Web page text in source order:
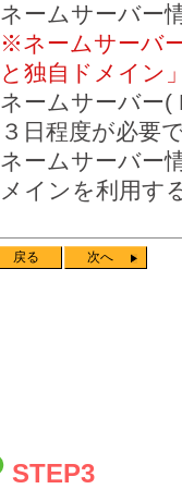
ネームサーバー
※ネームサーバ
と独自ドメイン
ネームサーバー(
３日程度が必要
ネームサーバー
メインを利用す
戻る 次へ
STEP3